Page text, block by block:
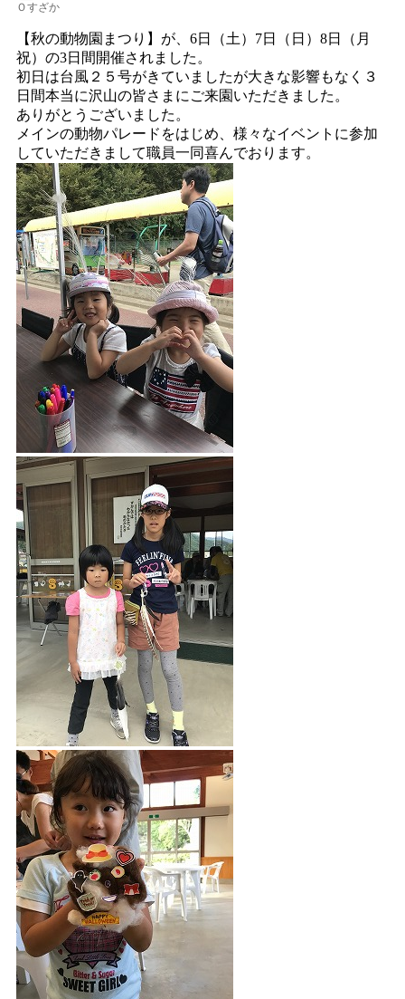
Ｏすざか
【秋の動物園まつり】が、6日（土）7日（日）8日（月
祝）の3日間開催されました。
初日は台風２５号がきていましたが大きな影響もなく３
日間本当に沢山の皆さまにご来園いただきました。
ありがとうございました。
メインの動物パレードをはじめ、様々なイベントに参加
していただきまして職員一同喜んでおります。